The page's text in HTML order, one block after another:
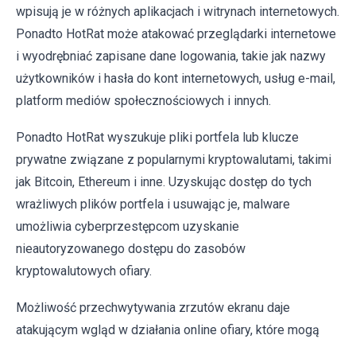
wpisują je w różnych aplikacjach i witrynach internetowych.
Ponadto HotRat może atakować przeglądarki internetowe
i wyodrębniać zapisane dane logowania, takie jak nazwy
użytkowników i hasła do kont internetowych, usług e-mail,
platform mediów społecznościowych i innych.
Ponadto HotRat wyszukuje pliki portfela lub klucze
prywatne związane z popularnymi kryptowalutami, takimi
jak Bitcoin, Ethereum i inne. Uzyskując dostęp do tych
wrażliwych plików portfela i usuwając je, malware
umożliwia cyberprzestępcom uzyskanie
nieautoryzowanego dostępu do zasobów
kryptowalutowych ofiary.
Możliwość przechwytywania zrzutów ekranu daje
atakującym wgląd w działania online ofiary, które mogą